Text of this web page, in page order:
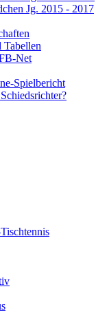
Jg. 2015 - 2017
Tabellen
Net
Spielbericht